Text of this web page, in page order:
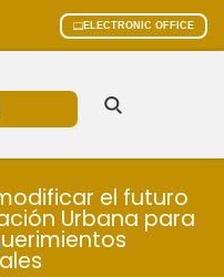
ELECTRONIC OFFICE
el futuro
Urbana para